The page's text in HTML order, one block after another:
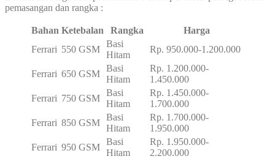
pemasangan dan rangka :
Bahan Ketebalan Rangka
Harga
Ferrari 550 GSM
Basi
Hitam
Rp. 950.000-1.200.000
Ferrari 650 GSM
Basi
Hitam
Rp. 1.200.000-
1.450.000
Ferrari 750 GSM
Basi
Hitam
Rp. 1.450.000-
1.700.000
Ferrari 850 GSM
Basi
Hitam
Rp. 1.700.000-
1.950.000
Ferrari 950 GSM
Basi
Hitam
Rp. 1.950.000-
2.200.000